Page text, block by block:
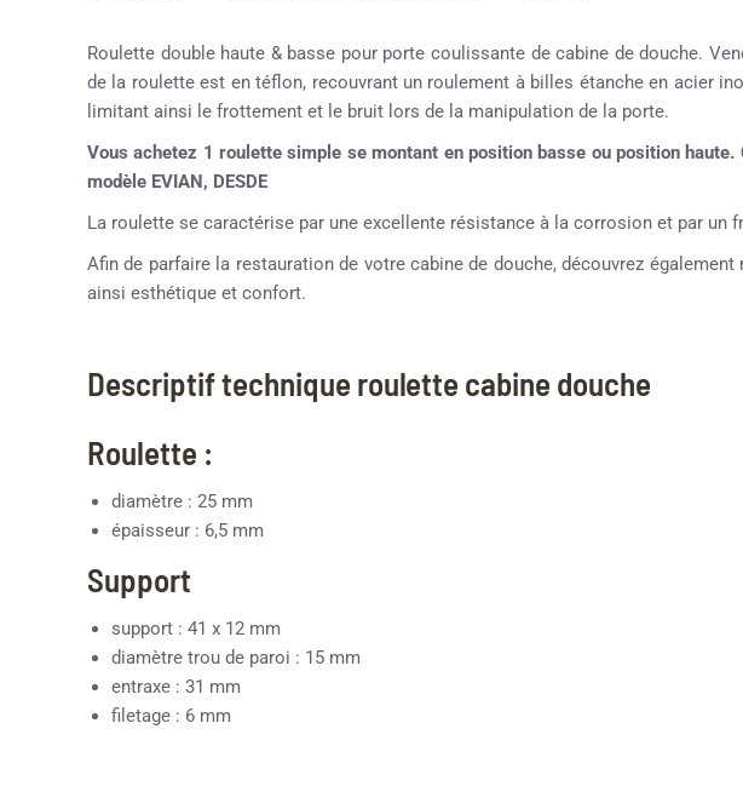
Roulette double haute & basse pour porte coulissante de cabine de douche.
de la roulette est en téflon, recouvrant un roulement à billes étanche en acier
limitant ainsi le frottement et le bruit lors de la manipulation de la porte.
Vous achetez 1 roulette simple se montant en position basse ou position
modèle EVIAN, DESDE
La roulette se caractérise par une excellente résistance à la corrosion et par un
Afin de parfaire la restauration de votre cabine de douche, découvrez
ainsi esthétique et confort.
Descriptif technique roulette cabine douche
Roulette :
diamètre : 25 mm
épaisseur : 6,5 mm
Support
support : 41 x 12 mm
diamètre trou de paroi : 15 mm
entraxe : 31 mm
filetage : 6 mm